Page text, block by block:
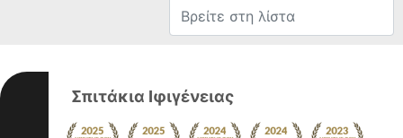
Σπιτάκια Ιφιγένειας